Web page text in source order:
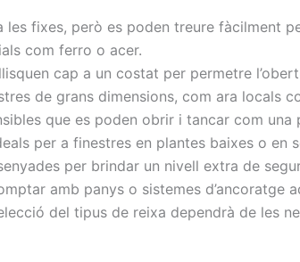
les fixes, però es poden treure fàcilment
com ferro o acer.
cap a un costat per permetre
de grans dimensions, com ara locals
que es poden obrir i tancar com una
per a finestres en plantes baixes o en
per brindar un nivell extra de
amb panys o sistemes d’ancoratge
del tipus de reixa dependrà de les